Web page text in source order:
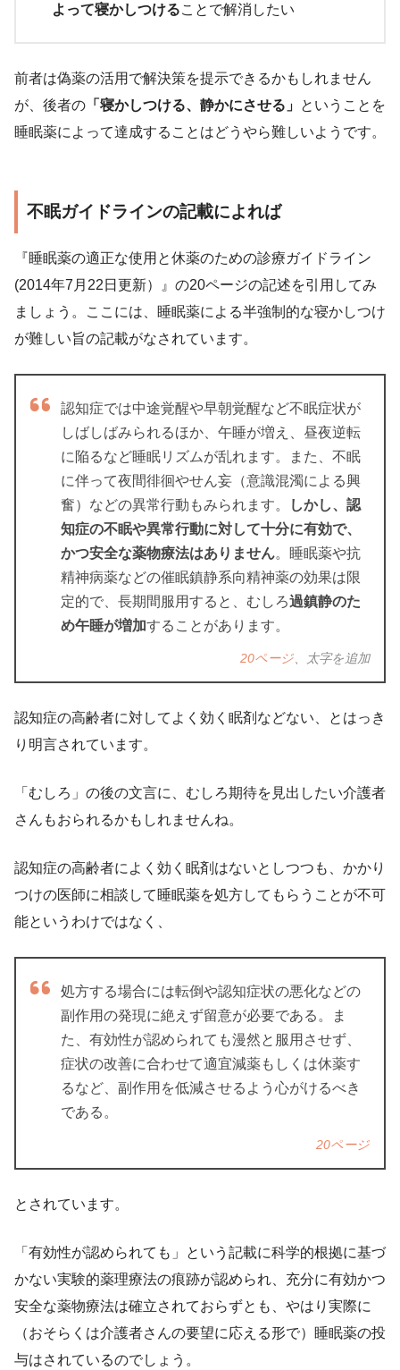
よって寝かしつけることで解消したい
前者は偽薬の活用で解決策を提示できるかもしれません
が、後者の 「寝かしつける、静かにさせる」 ということを
睡眠薬によって達成することはどうやら難しいようです。
不眠ガイドラインの記載によれば
『睡眠薬の適正な使用と休薬のための診療ガイドライン
(2014年7月22日更新）』の20ページの記述を引用してみ
ましょう。ここには、睡眠薬による半強制的な寝かしつけ
が難しい旨の記載がなされています。
認知症では中途覚醒や早朝覚醒など不眠症状が
しばしばみられるほか、午睡が増え、昼夜逆転
に陥るなど睡眠リズムが乱れます。また、不眠
に伴って夜間徘徊やせん妄（意識混濁による興
奮）などの異常行動もみられます。
しかし、認
知症の不眠や異常行動に対して十分に有効で、
かつ安全な薬物療法はありません。睡眠薬や抗
精神病薬などの催眠鎮静系向精神薬の効果は限
定的で、長期間服用すると、むしろ過鎮静のた
め午睡が増加することがあります。
20ページ、太字を追加
認知症の高齢者に対してよく効く眠剤などない、とはっき
り明言されています。
「むしろ」の後の文言に、むしろ期待を見出したい介護者
さんもおられるかもしれませんね。
認知症の高齢者によく効く眠剤はないとしつつも、かかり
つけの医師に相談して睡眠薬を処方してもらうことが不可
能というわけではなく、
処⽅する場合には転倒や認知症状の悪化などの
副作⽤の発現に絶えず留意が必要である。ま
た、有効性が認められても漫然と服⽤させず、
症状の改善に合わせて適宜減薬もしくは休薬す
るなど、副作⽤を低減させるよう⼼がけるべき
である。
20ページ
とされています。
「有効性が認められても」という記載に科学的根拠に基づ
かない実験的薬理療法の痕跡が認められ、充分に有効かつ
安全な薬物療法は確立されておらずとも、やはり実際に
（おそらくは介護者さんの要望に応える形で）睡眠薬の投
与はされているのでしょう。